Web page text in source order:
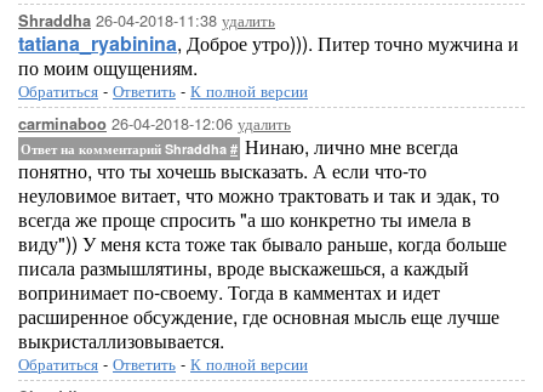
Shraddha 26-04-2018-11:38 удалить
tatiana_ryabinina, Доброе утро))). Питер точно мужчина и
по моим ощущениям.
Обратиться - Ответить - К полной версии
carminaboo 26-04-2018-12:06 удалить
Ответ на комментарий Shraddha # Нинаю, лично мне всегда
понятно, что ты хочешь высказать. А если что-то
неуловимое витает, что можно трактовать и так и эдак, то
всегда же проще спросить "а шо конкретно ты имела в
виду")) У меня кста тоже так бывало раньше, когда больше
писала размышлятины, вроде выскажешься, а каждый
вопринимает по-своему. Тогда в камментах и идет
расширенное обсуждение, где основная мысль еще лучше
выкристаллизовывается.
Обратиться - Ответить - К полной версии